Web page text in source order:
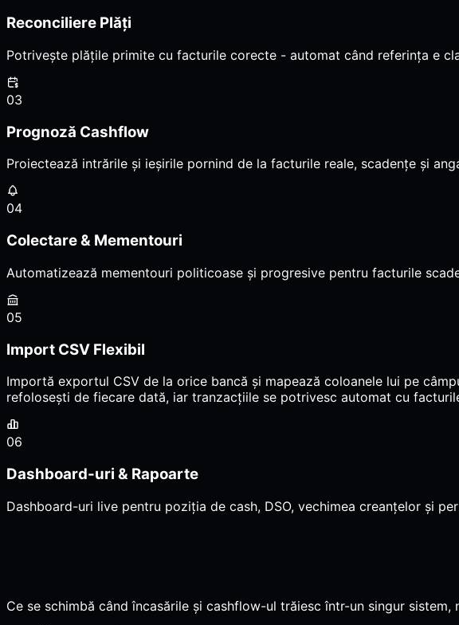
Reconciliere Plăți
Potrivește plățile primite cu facturile corecte - automat când referința e
03
Prognoză Cashflow
Proiectează intrările și ieșirile pornind de la facturile reale, scadențe și
04
Colectare & Mementouri
Automatizează mementouri politicoase și progresive pentru facturile
05
Import CSV Flexibil
Importă exportul CSV de la orice bancă și mapează coloanele lui pe
refolosești de fiecare dată, iar tranzacțiile se potrivesc automat cu
06
Dashboard-uri & Rapoarte
Dashboard-uri live pentru poziția de cash, DSO, vechimea creanțelor și
Ce se schimbă când încasările și cashflow-ul trăiesc într-un singur sistem,